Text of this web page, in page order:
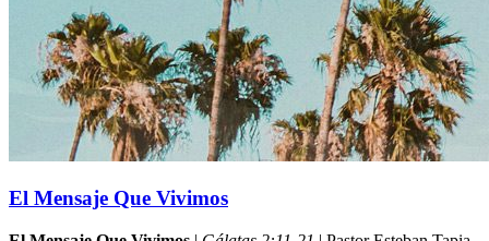
El Mensaje Que Vivimos